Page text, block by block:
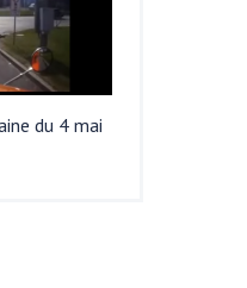
du 4 mai